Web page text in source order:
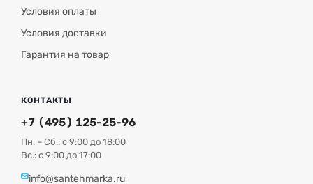
Условия оплаты
Условия доставки
Гарантия на товар
КОНТАКТЫ
+7 (495) 125-25-96
Пн. – Сб.: с 9:00 до 18:00
Вс.: с 9:00 до 17:00
info@santehmarka.ru